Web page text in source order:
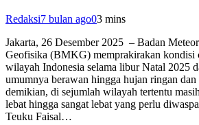
Redaksi7 bulan ago03 mins
Jakarta, 26 Desember 2025 – Badan
Geofisika (BMKG) memprakirakan kondisi
wilayah Indonesia selama libur Natal 2025
umumnya berawan hingga hujan ringan dan
demikian, di sejumlah wilayah tertentu
lebat hingga sangat lebat yang perlu
Teuku Faisal…